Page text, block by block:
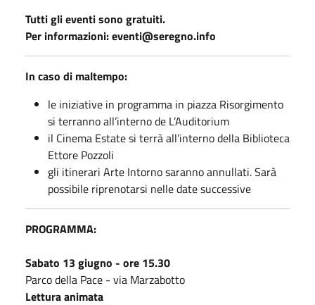
Tutti gli eventi sono gratuiti.
Per informazioni: eventi@seregno.info
In caso di maltempo:
le iniziative in programma in piazza Risorgimento
si terranno all’interno de L’Auditorium
il Cinema Estate si terrà all’interno della Biblioteca
Ettore Pozzoli
gli itinerari Arte Intorno saranno annullati. Sarà
possibile riprenotarsi nelle date successive
PROGRAMMA:
Sabato 13 giugno - ore 15.30
Parco della Pace - via Marzabotto
Lettura animata